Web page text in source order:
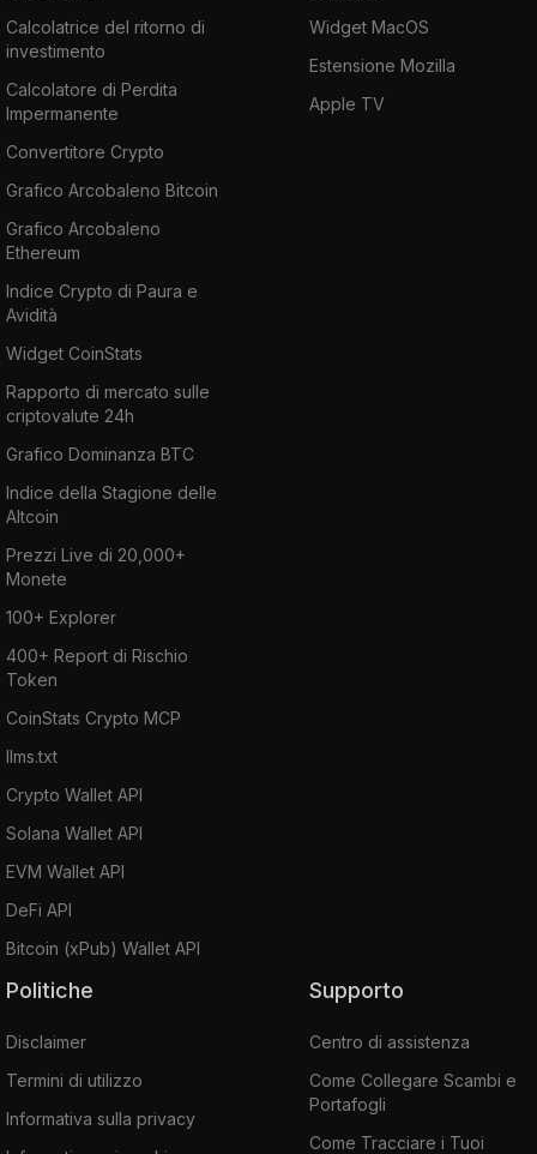
Calcolatrice del ritorno di
investimento
Calcolatore di Perdita
Impermanente
Convertitore Crypto
Grafico Arcobaleno Bitcoin
Grafico Arcobaleno
Ethereum
Indice Crypto di Paura e
Avidità
Widget CoinStats
Rapporto di mercato sulle
criptovalute 24h
Grafico Dominanza BTC
Indice della Stagione delle
Altcoin
Prezzi Live di 20,000+
Monete
100+ Explorer
400+ Report di Rischio
Token
CoinStats Crypto MCP
llms.txt
Crypto Wallet API
Solana Wallet API
EVM Wallet API
DeFi API
Bitcoin (xPub) Wallet API
Widget MacOS
Estensione Mozilla
Apple TV
Politiche
Disclaimer
Termini di utilizzo
Informativa sulla privacy
Supporto
Centro di assistenza
Come Collegare Scambi e
Portafogli
Come Tracciare i Tuoi